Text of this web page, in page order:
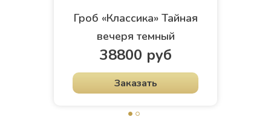
Гроб «Классика» Тайная
вечеря темный
38800 руб
Заказать